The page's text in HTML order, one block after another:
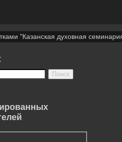
"Казанская духовная
Поиск